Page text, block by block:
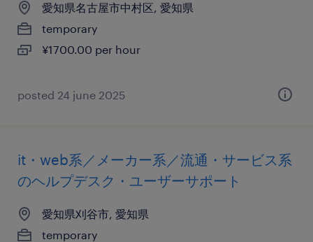
愛知県名古屋市中村区, 愛知県
temporary
¥1700.00 per hour
posted 24 june 2025
it・web系／メーカー系／流通・サービス系
のヘルプデスク・ユーザーサポート
愛知県刈谷市, 愛知県
temporary